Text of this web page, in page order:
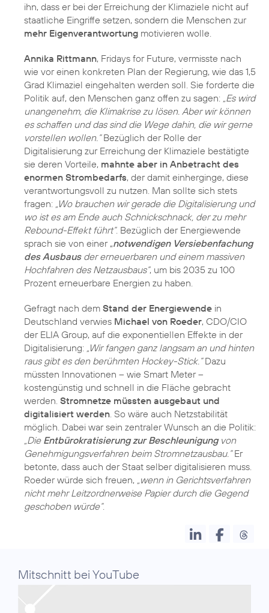
ihn, dass er bei der Erreichung der Klimaziele nicht auf
staatliche Eingriffe setzen, sondern die Menschen zur
mehr Eigenverantwortung motivieren wolle.
Annika Rittmann, Fridays for Future, vermisste nach
wie vor einen konkreten Plan der Regierung, wie das 1,5
Grad Klimaziel eingehalten werden soll. Sie forderte die
Politik auf, den Menschen ganz offen zu sagen: „Es wird
unangenehm, die Klimakrise zu lösen. Aber wir können
es schaffen und das sind die Wege dahin, die wir gerne
vorstellen wollen.“Bezüglich der Rolle der
Digitalisierung zur Erreichung der Klimaziele bestätigte
sie deren Vorteile, mahnte aber in Anbetracht des
enormen Strombedarfs, der damit einherginge, diese
verantwortungsvoll zu nutzen. Man sollte sich stets
fragen: „Wo brauchen wir gerade die Digitalisierung und
wo ist es am Ende auch Schnickschnack, der zu mehr
Rebound-Effekt führt“. Bezüglich der Energiewende
sprach sie von einer „notwendigen Versiebenfachung
des Ausbausder erneuerbaren und einem massiven
Hochfahren des Netzausbaus“, um bis 2035 zu 100
Prozent erneuerbare Energien zu haben.
Gefragt nach dem Stand der Energiewende in
Deutschland verwies Michael von Roeder, CDO/CIO
der ELIA Group, auf die exponentiellen Effekte in der
Digitalisierung: „Wir fangen ganz langsam an und hinten
raus gibt es den berühmten Hockey-Stick.“Dazu
müssten Innovationen – wie Smart Meter –
kostengünstig und schnell in die Fläche gebracht
werden. Stromnetze müssten ausgebaut und
digitalisiert werden. So wäre auch Netzstabilität
möglich. Dabei war sein zentraler Wunsch an die Politik:
„Die Entbürokratisierung zur Beschleunigungvon
Genehmigungsverfahren beim Stromnetzausbau.“Er
betonte, dass auch der Staat selber digitalisieren muss.
Roeder würde sich freuen, „wenn in Gerichtsverfahren
nicht mehr Leitzordnerweise Papier durch die Gegend
geschoben würde“.
Mitschnitt bei YouTube